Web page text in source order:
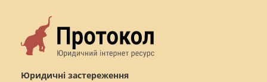
Юридичні застереження